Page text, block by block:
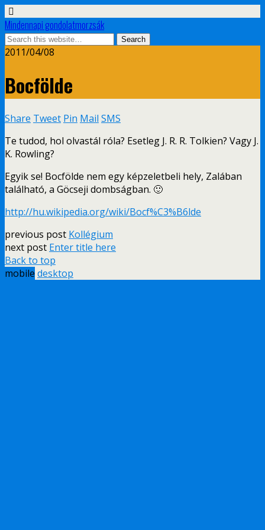
Mindennapi gondolatmorzsák
2011/04/08
Bocfölde
Share Tweet Pin Mail SMS
Te tudod, hol olvastál róla? Esetleg J. R. R. Tolkien? Vagy J.
K. Rowling?
Egyik se! Bocfölde nem egy képzeletbeli hely, Zalában
található, a Göcseji dombságban. 🙂
http://hu.wikipedia.org/wiki/Bocf%C3%B6lde
previous post Kollégium
next post Enter title here
Back to top
mobile desktop